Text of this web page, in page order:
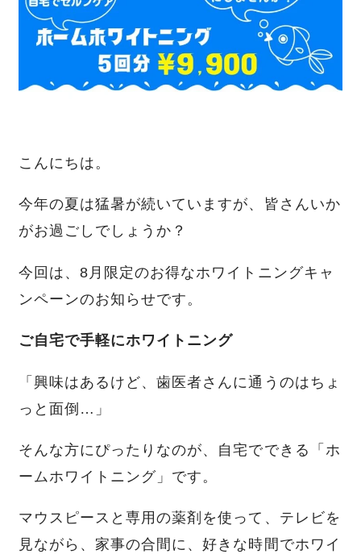
こんにちは。
今年の夏は猛暑が続いていますが、皆さんいか
がお過ごしでしょうか？
今回は、8月限定のお得なホワイトニングキャ
ンペーンのお知らせです。
ご自宅で手軽にホワイトニング
「興味はあるけど、歯医者さんに通うのはちょ
っと面倒…」
そんな方にぴったりなのが、自宅でできる「ホ
ームホワイトニング」です。
マウスピースと専用の薬剤を使って、テレビを
見ながら、家事の合間に、好きな時間でホワイ